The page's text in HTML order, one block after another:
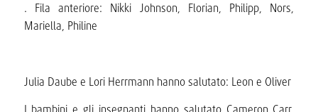
. Fila anteriore: Nikki Johnson, Florian, Philipp, Nors,
Mariella, Philine
Julia Daube e Lori Herrmann hanno salutato: Leon e Oliver